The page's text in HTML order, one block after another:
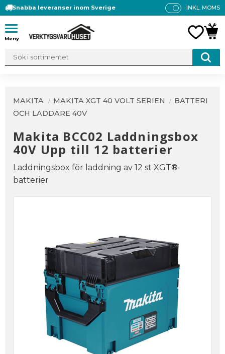
Meny
Snabba leveranser inom Sverige
P
A
INKL. MOMS
MAKITA MAKITA XGT 40 VOLT SERIEN
BATTERI
OCH LADDARE 40V
Makita BCC02 Laddningsbox
40V Upp till 12 batterier
Laddningsbox för laddning av 12 st XGT®-
batterier